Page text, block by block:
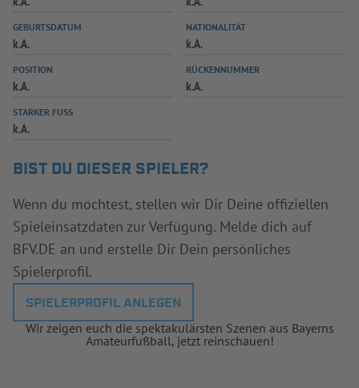
SPIELPLUS
GEBURTSDATUM
k.A.
NATIONALITÄT
k.A.
POSITION
k.A.
RÜCKENNUMMER
k.A.
STARKER FUSS
k.A.
BIST DU DIESER SPIELER?
Wenn du möchtest, stellen wir Dir Deine offiziellen
Spieleinsatzdaten zur Verfügung. Melde dich auf
BFV.DE an und erstelle Dir Dein persönliches
Spielerprofil.
SPIELERPROFIL ANLEGEN
Wir zeigen euch die spektakulärsten Szenen aus Bayerns
Amateurfußball, jetzt reinschauen!